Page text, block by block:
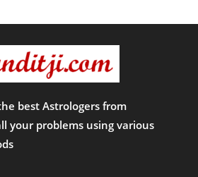
best Astrologers from
your problems using various